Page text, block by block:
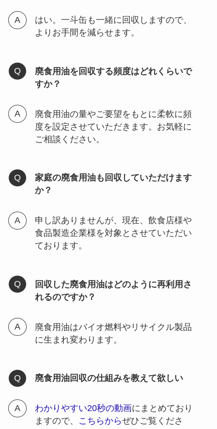
はい。一斗缶も一緒に回収しますので、
よりお手間を減らせます。
廃食用油を回収する頻度はどれくらいで
すか？
廃食用油の量やご要望をもとに柔軟に頻
度を設定させていただきます。お気軽に
ご相談ください。
家庭の廃食用油も回収していただけます
か？
申し訳ありませんが、現在、飲食店様や
食品製造企業様を対象とさせていただい
ております。
回収した廃食用油はどのように再利用さ
れるのですか？
廃食用油はバイオ燃料やリサイクル製品
に生まれ変わります。
廃食用油回収の仕組みを教えて欲しい
わかりやすい20秒の動画にまとめており
ますので、
こちらからぜひご覧くださ